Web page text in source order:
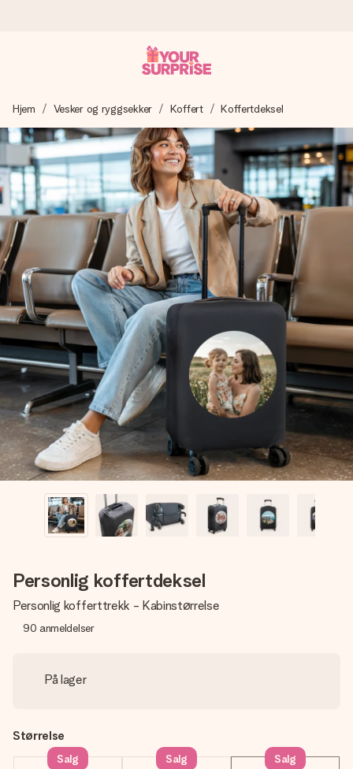
Vi lager dine gaver med omtanke og sender den avgårde så
raskt som mulig - slik at du kan gi gaven i tide, når den betyr
aller mest.
4,5 (basert på +15 000 anmeldelser)
Gavene våre inspirerer. Kundene gir oss 4,5 på Google
Reviews.
Gratis kort med hilsen
Lag noe unikt med bare noen få steg - med hennes navn,
et bilde av dere eller en beskjed som virkelig berører
hjertet. Ikke noe tull, bare masse kjærlighet i øyeblikket.
Hjem Vesker og ryggsekker Koffert Koffertdeksel
Personlig koffertdeksel
Personlig kofferttrekk - Kabinstørrelse
90 anmeldelser
På lager
Størrelse
Salg Salg Salg